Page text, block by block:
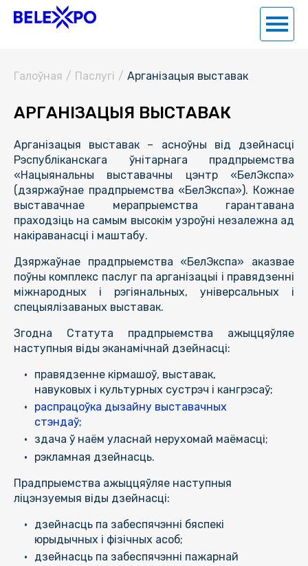
Галоўная / Паслугi / Арганізацыя выставак
АРГАНІЗАЦЫЯ ВЫСТАВАК
Арганізацыя выставак – асноўны від дзейнасці
Рэспубліканскага ўнітарнага прадпрыемства
«Нацыянальны выставачны цэнтр «БелЭкспа»
(дзяржаўнае прадпрыемства «БелЭкспа»). Кожнае
выставачнае мерапрыемства гарантавана
праходзіць на самым высокім узроўні незалежна ад
накіраванасці і маштабу.
Дзяржаўнае прадпрыемства «БелЭкспа» аказвае
поўны комплекс паслуг па арганізацыі і правядзенні
міжнародных і рэгіянальных, універсальных і
спецыялізаваных выставак.
Згодна Статута прадпрыемства ажыццяўляе
наступныя віды эканамічнай дзейнасці:
правядзенне кірмашоў, выставак,
навуковых і культурных сустрэч і кангрэсаў;
распрацоўка дызайну выставачных
стэндаў;
здача ў наём уласнай нерухомай маёмасці;
рэкламная дзейнасць.
Прадпрыемства ажыццяўляе наступныя
ліцэнзуемыя віды дзейнасці:
дзейнасць па забеспячэнні бяспекі
юрыдычных і фізічных асоб;
дзейнасць па забеспячэнні пажарнай